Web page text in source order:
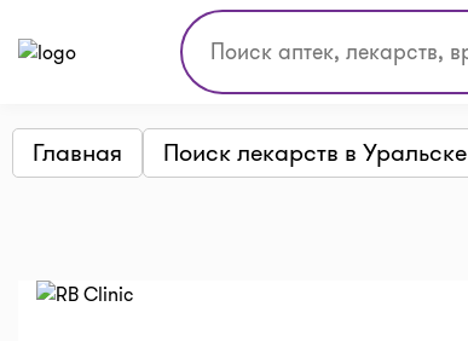
Главная Поиск лекарств в Уральске